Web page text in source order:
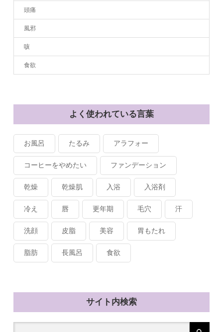
頭痛
風邪
咳
食欲
よく使われている言葉
お風呂 たるみ アラフォー
コーヒーをやめたい ファンデーション
乾燥 乾燥肌 入浴 入浴剤
冷え 唇 更年期 毛穴 汗
洗顔 皮脂 美容 胃もたれ
脂肪 長風呂 食欲
サイト内検索